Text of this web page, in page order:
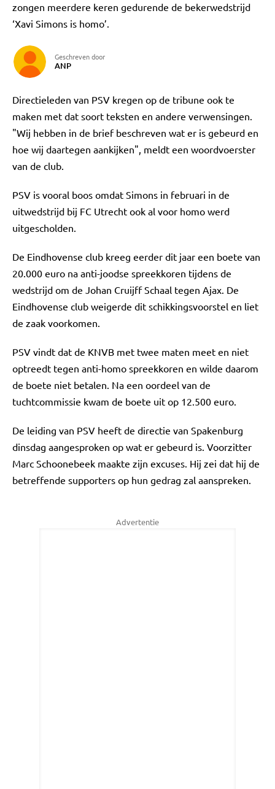
zongen meerdere keren gedurende de bekerwedstrijd
‘Xavi Simons is homo’.
Geschreven door
ANP
Directieleden van PSV kregen op de tribune ook te
maken met dat soort teksten en andere verwensingen.
"Wij hebben in de brief beschreven wat er is gebeurd en
hoe wij daartegen aankijken", meldt een woordvoerster
van de club.
PSV is vooral boos omdat Simons in februari in de
uitwedstrijd bij FC Utrecht ook al voor homo werd
uitgescholden.
De Eindhovense club kreeg eerder dit jaar een boete van
20.000 euro na anti-joodse spreekkoren tijdens de
wedstrijd om de Johan Cruijff Schaal tegen Ajax. De
Eindhovense club weigerde dit schikkingsvoorstel en liet
de zaak voorkomen.
PSV vindt dat de KNVB met twee maten meet en niet
optreedt tegen anti-homo spreekkoren en wilde daarom
de boete niet betalen. Na een oordeel van de
tuchtcommissie kwam de boete uit op 12.500 euro.
De leiding van PSV heeft de directie van Spakenburg
dinsdag aangesproken op wat er gebeurd is. Voorzitter
Marc Schoonebeek maakte zijn excuses. Hij zei dat hij de
betreffende supporters op hun gedrag zal aanspreken.
Advertentie